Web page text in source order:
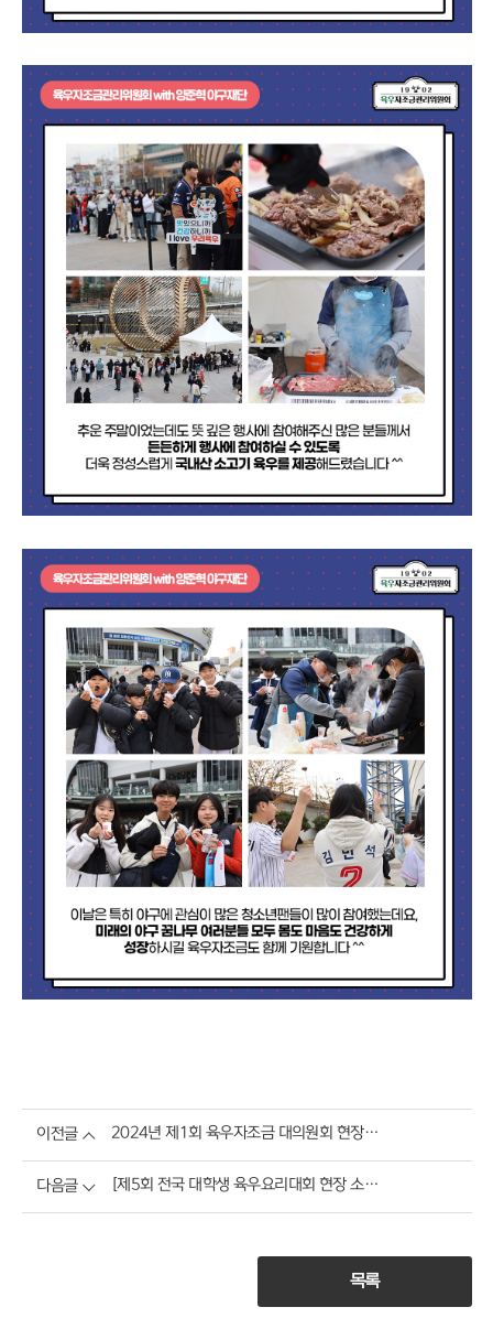
이전글 2024년 제1회 육우자조금 대의원회 현장스케치
다음글 [제5회 전국 대학생 육우요리대회 현장 소식] 영광의 수상작들을 소개합니다
목록